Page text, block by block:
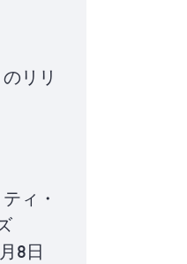
リリ
ィ・
8日